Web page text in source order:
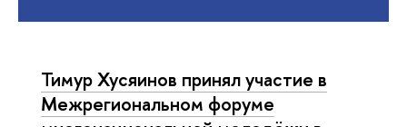
Тимур Хусяинов принял участие в
Межрегиональном форуме